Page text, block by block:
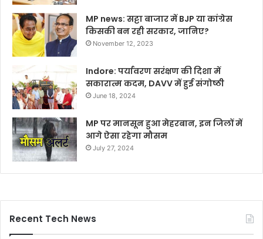
MP news: सट्टा बाजार में BJP या कांग्रेस
किसकी बन रही सरकार, जानिए?
November 12, 2023
Indore: पर्यावरण सरंक्षण की दिशा में
सकारात्म कदम, DAVV में हुई संगोष्ठी
June 18, 2024
MP पर मानसून हुआ मेहरबान, इन जिलों में
आगे ऐसा रहेगा मौसम
July 27, 2024
Recent Tech News